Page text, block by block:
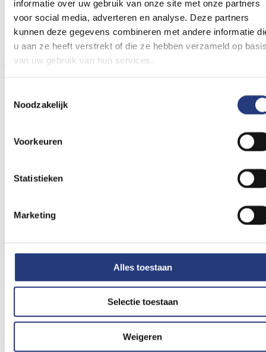
informatie over uw gebruik van onze site met onze partners
voor social media, adverteren en analyse. Deze partners
kunnen deze gegevens combineren met andere informatie
u aan ze heeft verstrekt of die ze hebben verzameld op
van uw gebruik van hun services.
Noodzakelijk
Voorkeuren
Statistieken
Marketing
Alles toestaan
Selectie toestaan
Weigeren
Revalidatiefase